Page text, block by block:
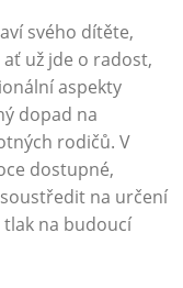
svého dítěte,
už jde o radost,
aspekty
dopad na
rodičů. V
dostupné,
na určení
tlak na budoucí